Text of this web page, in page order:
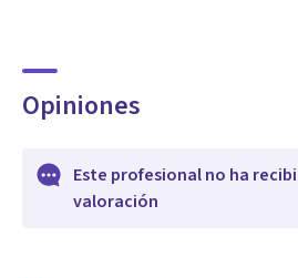
Opiniones
Este profesional no ha
valoración